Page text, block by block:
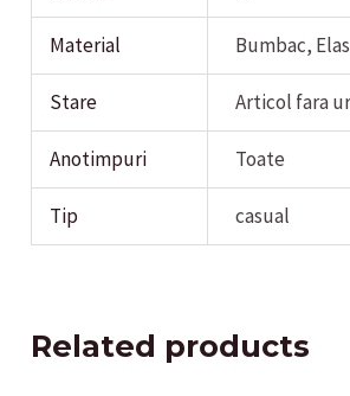
Material Bumbac,
Stare Articol fara
Anotimpuri Toate
Tip casual
Related products